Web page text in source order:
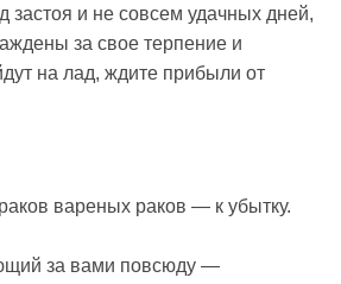
застоя и не совсем удачных дней,
за свое терпение и
на лад, ждите прибыли от
вареных раков — к убытку.
за вами повсюду —